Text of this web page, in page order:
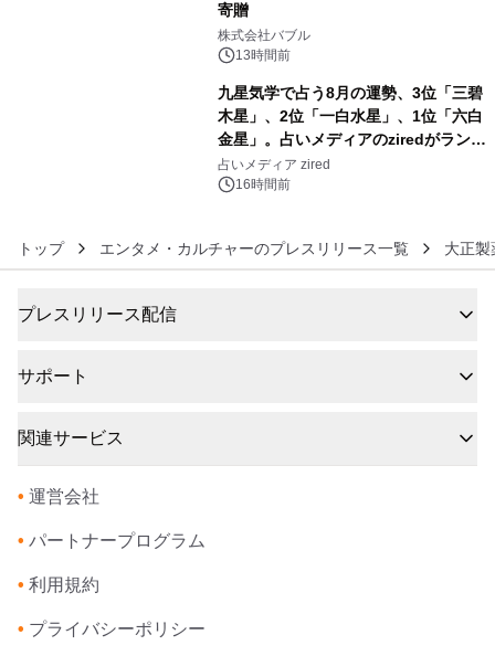
寄贈
株式会社バブル
13時間前
九星気学で占う8月の運勢、3位「三碧
木星」、2位「一白水星」、1位「六白
金星」。占いメディアのziredがランキ
ングを発表
占いメディア zired
16時間前
トップ エンタメ・カルチャーのプレスリリース一覧 大正製
プレスリリース配信
サポート
関連サービス
• 運営会社
• パートナープログラム
• 利用規約
• プライバシーポリシー